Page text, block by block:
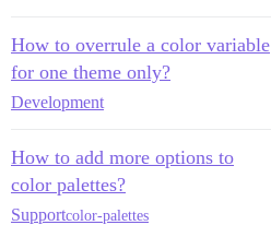
How to overrule a color variable
for one theme only?
Development
How to add more options to
color palettes?
Supportcolor-palettes